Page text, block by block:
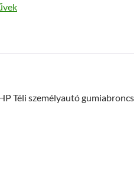
Téli személyautó gumiabroncs